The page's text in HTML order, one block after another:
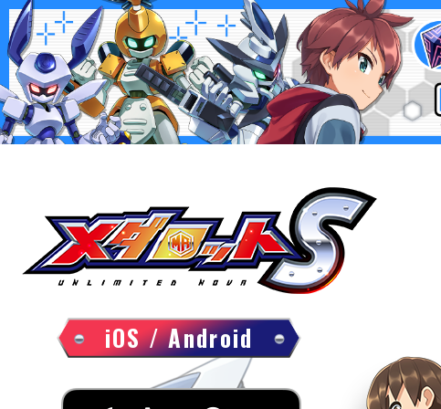
iOS / Android